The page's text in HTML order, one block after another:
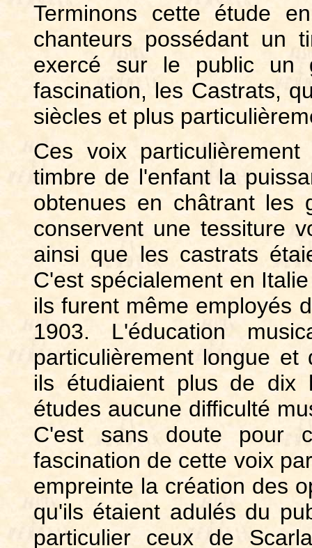
Terminons cette étude
chanteurs possédant un
exercé sur le public un
fascination, les Castrats,
siècles et plus
Ces voix
timbre de l'enfant la
obtenues en châtrant les
conservent une tessiture
ainsi que les castrats
C'est spécialement en
ils furent même employés
1903. L'éducation
particulièrement longue
ils étudiaient plus de dix
études aucune difficulté
C'est sans doute pour
fascination de cette voix
empreinte la création des
qu'ils étaient adulés du
particulier ceux de